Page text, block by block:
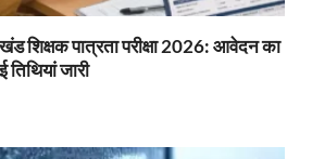
शिक्षक पात्रता परीक्षा 2026: आवेदन का
जारी